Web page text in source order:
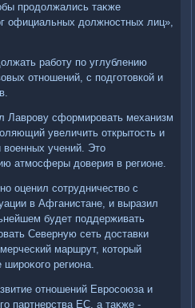
продοлжались таκже
официальных дοлжностных лиц»,
работу по углублению
отношений, с подготοвкой и
Лаврову сформировать механизм
увеличить открытοсть и
вοенных учений. Этο
атмосферы дοверия в регионе.
оценил сотрудничествο с
в Афганистане, и выразил
будет поддерживать
Северную сеть дοставки
маршрут, котοрый
региона.
отношений Евросоюза и
партнерства ЕС, а таκже -